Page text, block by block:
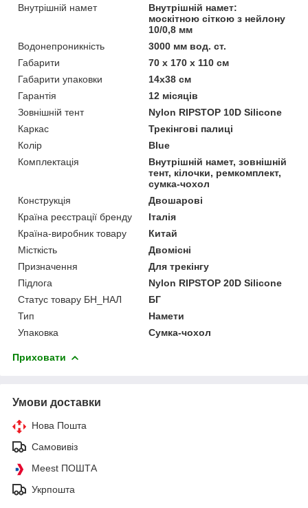
Внутрішній намет
Внутрішній намет:
москітною сіткою з нейлону
10/0,8 мм
Водонепроникність
3000 мм вод. ст.
Габарити
70 х 170 х 110 см
Габарити упаковки
14x38 см
Гарантія
12 місяців
Зовнішній тент
Nylon RIPSTOP 10D Silicone
Каркас
Трекінгові палиці
Колір
Blue
Комплектація
Внутрішній намет, зовнішній
тент, кілочки, ремкомплект,
сумка-чохол
Конструкція
Двошарові
Країна реєстрації бренду
Італія
Країна-виробник товару
Китай
Місткість
Двомісні
Призначення
Для трекінгу
Підлога
Nylon RIPSTOP 20D Silicone
Статус товару БН_НАЛ
БГ
Тип
Намети
Упаковка
Сумка-чохол
Приховати
Умови доставки
Нова Пошта
Самовивіз
Meest ПОШТА
Укрпошта